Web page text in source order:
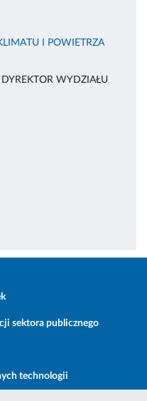
I POWIETRZA
WYDZIAŁU
sektora publicznego
technologii